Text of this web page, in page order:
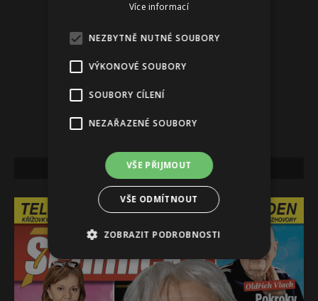
NEJNOVĚJŠÍ VYDÁNÍ
Více informací
NEZBYTNĚ NUTNÉ SOUBORY
VÝKONOVÉ SOUBORY
SOUBORY CÍLENÍ
NEZAŘAZENÉ SOUBORY
VŠE PŘIJMOUT
VŠE ODMÍTNOUT
ZOBRAZIT PODROBNOSTI